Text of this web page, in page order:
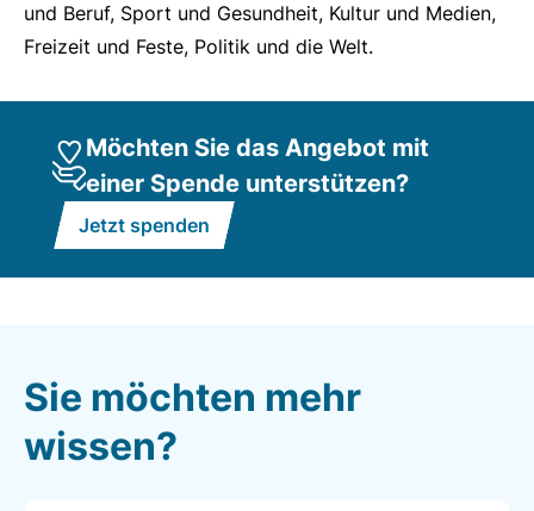
und Beruf, Sport und Gesundheit, Kultur und Medien,
Freizeit und Feste, Politik und die Welt.
Möchten Sie das Angebot mit
einer Spende unterstützen?
Jetzt spenden
Sie möchten mehr
wissen?